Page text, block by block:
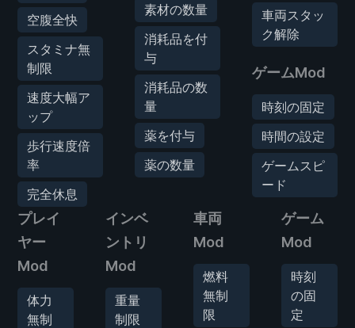
空腹全快
スタミナ無
制限
速度大幅ア
ップ
歩行速度倍
率
完全休息
素材の数量
消耗品を付
与
消耗品の数
量
薬を付与
薬の数量
車両スタッ
ク解除
ゲームMod
時刻の固定
時間の設定
ゲームスピ
ード
プレイ
ヤー
Mod
体力
無制
インベ
ントリ
Mod
重量
制限
車両
Mod
燃料
無制
限
ゲーム
Mod
時刻
の固
定